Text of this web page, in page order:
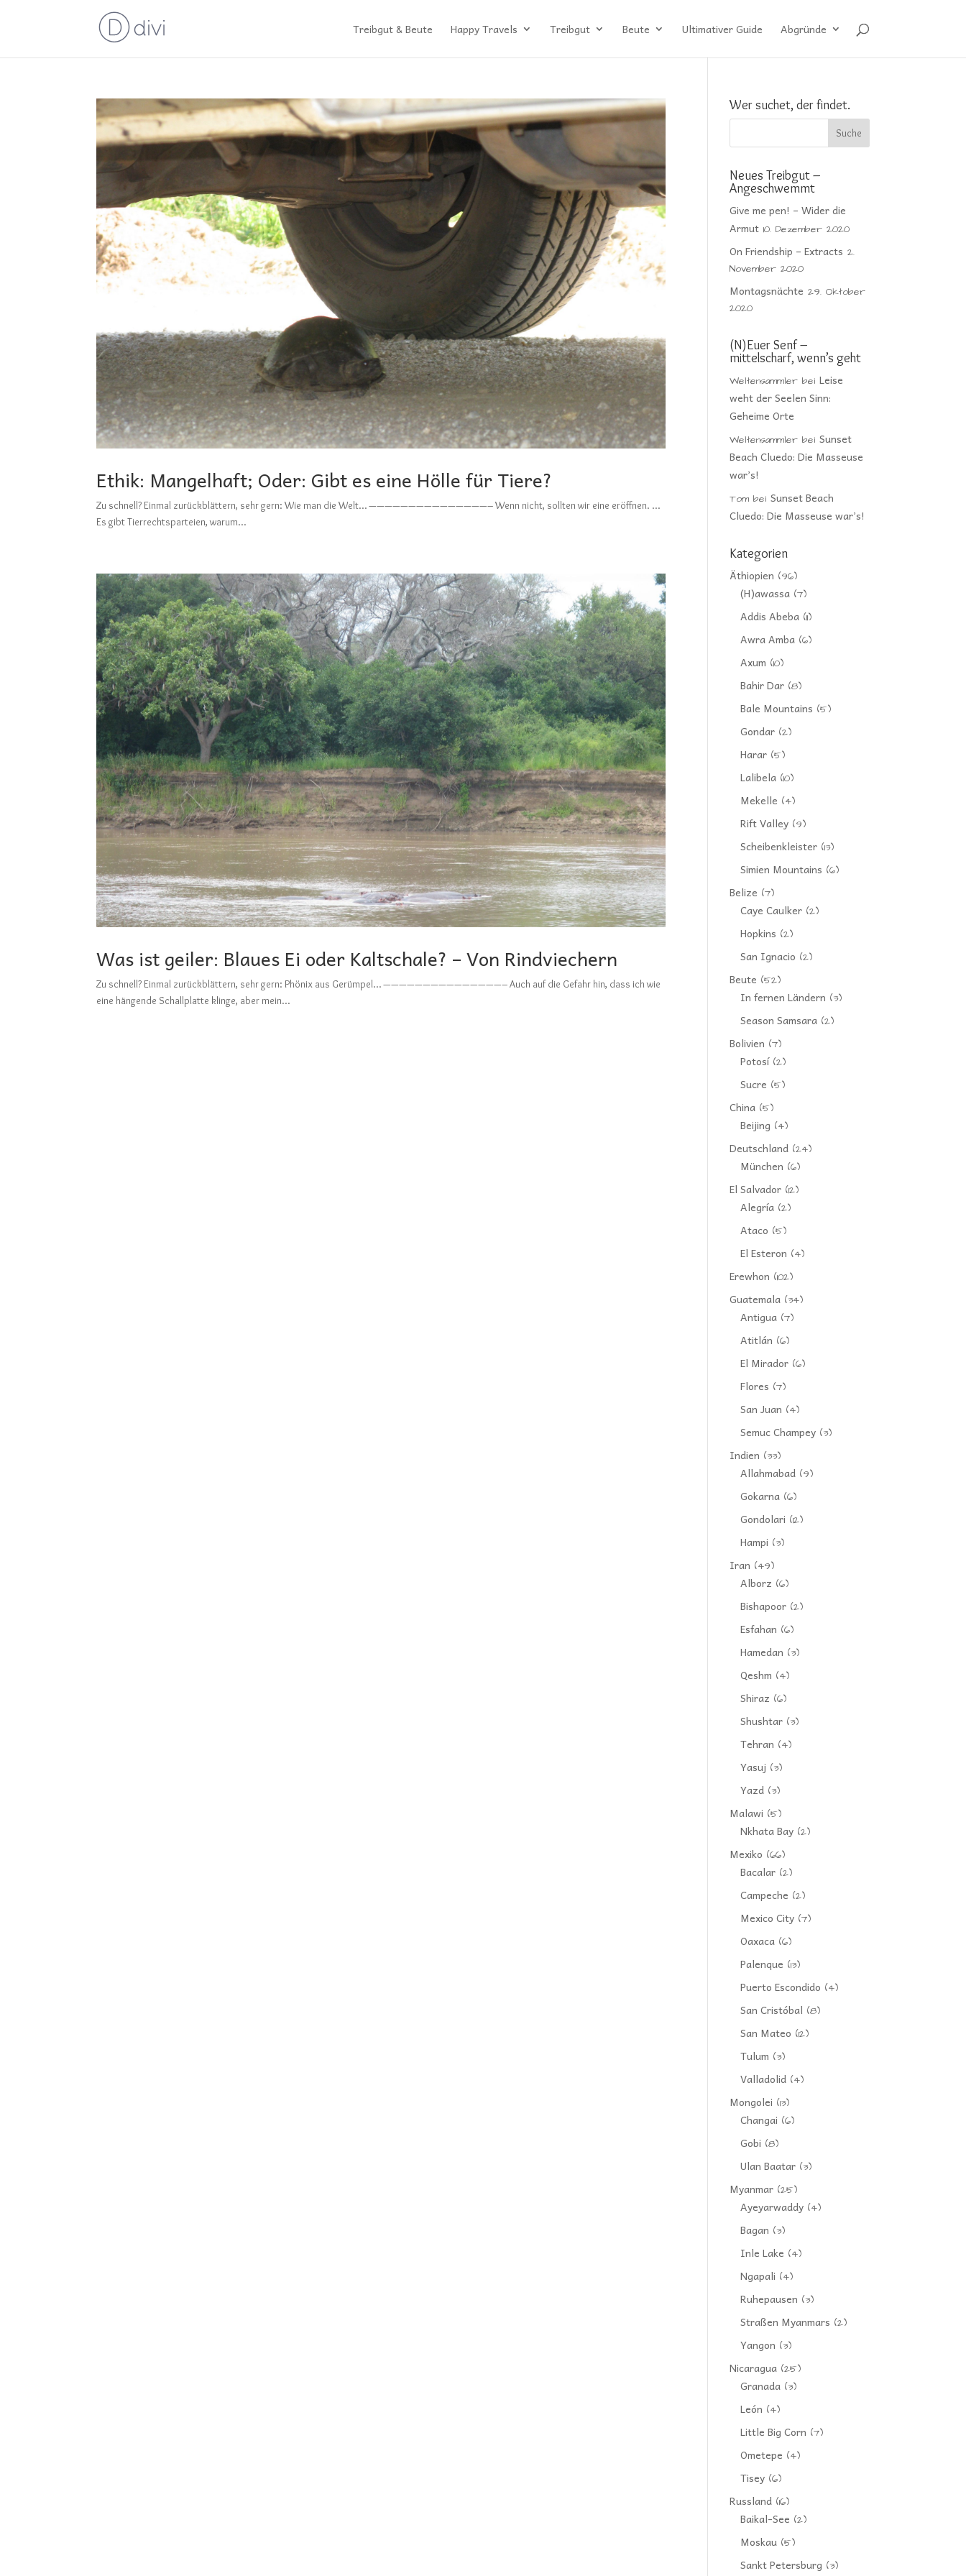
Treibgut & Beute Happy Travels Treibgut Beute Ultimativer Guide Abgründe
Ethik: Mangelhaft; Oder: Gibt es eine Hölle für Tiere?
Zu schnell? Einmal zurückblättern, sehr gern: Wie man die Welt… ———————————————– Wenn nicht, sollten wir eine eröffnen. …
Es gibt Tierrechtsparteien, warum...
Was ist geiler: Blaues Ei oder Kaltschale? – Von Rindviechern
Zu schnell? Einmal zurückblättern, sehr gern: Phönix aus Gerümpel… ———————————————– Auch auf die Gefahr hin, dass ich wie
eine hängende Schallplatte klinge, aber mein...
Wer suchet, der findet.
Neues Treibgut –
Angeschwemmt
Give me pen! – Wider die
Armut 10. Dezember 2020
On Friendship – Extracts 2.
November 2020
Montagsnächte 29. Oktober
2020
(N)Euer Senf –
mittelscharf, wenn’s geht
Weltensammler beiLeise
weht der Seelen Sinn:
Geheime Orte
Weltensammler beiSunset
Beach Cluedo: Die Masseuse
war’s!
Tom beiSunset Beach
Cluedo: Die Masseuse war’s!
Kategorien
Äthiopien (96)
(H)awassa (7)
Addis Abeba (11)
Awra Amba (6)
Axum (10)
Bahir Dar (8)
Bale Mountains (5)
Gondar (2)
Harar (5)
Lalibela (10)
Mekelle (4)
Rift Valley (9)
Scheibenkleister (13)
Simien Mountains (6)
Belize (7)
Caye Caulker (2)
Hopkins (2)
San Ignacio (2)
Beute (52)
In fernen Ländern (3)
Season Samsara (2)
Bolivien (7)
Potosí(2)
Sucre (5)
China (5)
Beijing (4)
Deutschland (24)
München (6)
El Salvador (12)
Alegría (2)
Ataco (5)
El Esteron (4)
Erewhon (102)
Guatemala (34)
Antigua (7)
Atitlán (6)
El Mirador (6)
Flores (7)
San Juan (4)
Semuc Champey (3)
Indien (33)
Allahmabad (9)
Gokarna (6)
Gondolari (12)
Hampi (3)
Iran (49)
Alborz (6)
Bishapoor (2)
Esfahan (6)
Hamedan (3)
Qeshm (4)
Shiraz (6)
Shushtar (3)
Tehran (4)
Yasuj (3)
Yazd (3)
Malawi (5)
Nkhata Bay (2)
Mexiko (66)
Bacalar (2)
Campeche (2)
Mexico City (7)
Oaxaca (6)
Palenque (13)
Puerto Escondido (4)
San Cristóbal (8)
San Mateo (12)
Tulum (3)
Valladolid (4)
Mongolei (13)
Changai (6)
Gobi (8)
Ulan Baatar (3)
Myanmar (25)
Ayeyarwaddy (4)
Bagan (3)
Inle Lake (4)
Ngapali (4)
Ruhepausen (3)
Straßen Myanmars (2)
Yangon (3)
Nicaragua (25)
Granada (3)
León (4)
Little Big Corn (7)
Ometepe (4)
Tisey (6)
Russland (16)
Baikal-See (2)
Moskau (5)
Sankt Petersburg (3)